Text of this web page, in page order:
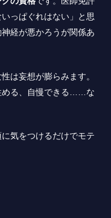
っぱぐれはない」と思
経が悪かろうが関係あ
は妄想が膨らみます。
める、自慢できる……な
気をつけるだけでモテ